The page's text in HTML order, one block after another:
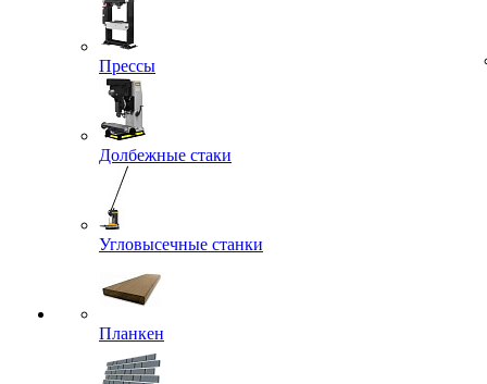
Прессы
Долбежные стаки
Угловысечные станки
Планкен